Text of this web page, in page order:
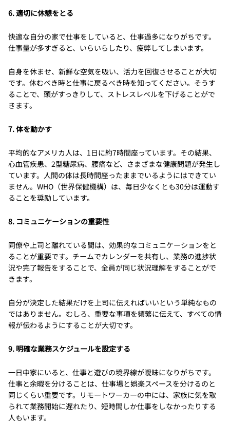
6. 適切に休憩をとる
快適な自分の家で仕事をしていると、仕事過多になりがちです。
仕事量が多すぎると、いらいらしたり、疲弊してしまいます。
自身を休ませ、新鮮な空気を吸い、活力を回復させることが大切
です。休むべき時と仕事に戻るべき時を知ってください。そうす
ることで、頭がすっきりして、ストレスレベルを下げることがで
きます。
7. 体を動かす
平均的なアメリカ人は、1日に約7時間座っています。その結果、
心血管疾患、2型糖尿病、腰痛など、さまざまな健康問題が発生し
ています。人間の体は長時間座ったままでいるようにはできてい
ません。WHO（世界保健機構）は、毎日少なくとも30分は運動す
ることを奨励しています。
8. コミュニケーションの重要性
同僚や上司と離れている間は、効果的なコミュニケーションをと
ることが重要です。チームでカレンダーを共有し、業務の進捗状
況や完了報告をすることで、全員が同じ状況理解をすることがで
きます。
自分が決定した結果だけを上司に伝えればいいという単純なもの
ではありません。むしろ、重要な事項を頻繁に伝えて、すべての情
報が伝わるようにすることが大切です。
9. 明確な業務スケジュールを設定する
一日中家にいると、仕事と遊びの境界線が曖昧になりがちです。
仕事と余暇を分けることは、仕事場と娯楽スペースを分けるのと
同じくらい重要です。リモートワーカーの中には、家族に気を取
られて業務開始に遅れたり、短時間しか仕事をしなかったりする
人もいます。